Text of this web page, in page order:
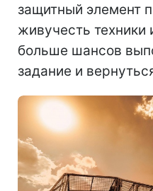
защитный элемент
живучесть техники
больше шансов
задание и